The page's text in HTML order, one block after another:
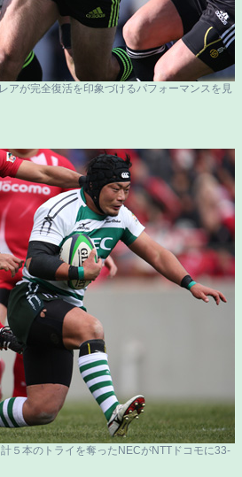
アが完全復活を印象づけるパフォーマンスを見
５本のトライを奪ったNECがNTTドコモに33-